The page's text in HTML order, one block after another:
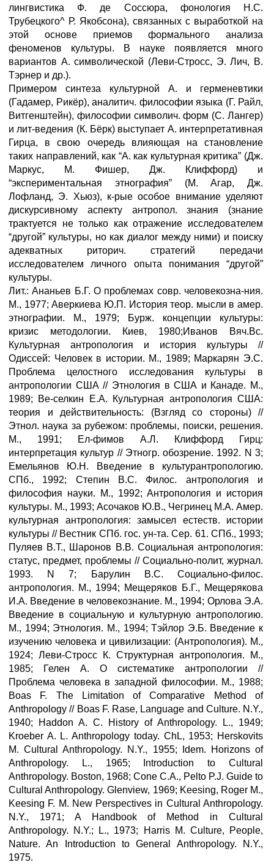
лингвистика Ф. де Соссюра, фонология Н.С.
Трубецкого^ Р. Якобсона), связанных с выработкой на
этой основе приемов формального анализа
феноменов культуры. В науке появляется много
вариантов А. символической (Леви-Стросс, Э. Лич, В.
Тэрнер и др.).
Примером синтеза культурной А. и герменевтики
(Гадамер, Рикёр), аналитич. философии языка (Г. Райл,
Витгенштейн), философии символич. форм (С. Лангер)
и лит-ведения (К. Бёрк) выступает А. интерпретативная
Гирца, в свою очередь влияющая на становление
таких направлений, как “А. как культурная критика” (Дж.
Маркус, М. Фишер, Дж. Клиффорд) и
“экспериментальная этнография” (М. Агар, Дж.
Лофланд, Э. Хьюз), к-рые особое внимание уделяют
дискурсивному аспекту антропол. знания (знание
трактуется не только как отражение исследователем
“другой” культуры, но как диалог между ними) и поиску
адекватных риторич. стратегий передачи
исследователем личного опыта понимания “другой”
культуры.
Лит.: Ананьев Б.Г. О проблемах совр. человекозна-ния.
М., 1977; Аверкиева Ю.П. История теор. мысли в амер.
этнографии. М., 1979; Бурж. концепции культуры:
кризис методологии. Киев, 1980;Иванов Вяч.Вс.
Культурная антропология и история культуры //
Одиссей: Человек в истории. М., 1989; Маркарян Э.С.
Проблема целостного исследования культуры в
антропологии США // Этнология в США и Канаде. М.,
1989; Ве-селкин Е.А. Культурная антропология США:
теория и действительность: (Взгляд со стороны) //
Этнол. наука за рубежом: проблемы, поиски, решения.
М., 1991; Ел-фимов А.Л. Клиффорд Гирц:
интерпретация культур // Этногр. обозрение. 1992. N 3;
Емельянов Ю.Н. Введение в культурантропологию.
СПб., 1992; Степин B.C. Филос. антропология и
философия науки. М., 1992; Антропология и история
культуры. М., 1993; Асочаков Ю.В., Чегринец М.А. Амер.
культурная антропология: замысел естеств. истории
культуры // Вестник СПб. гос. ун-та. Сер. 61. СПб., 1993;
Пуляев В.Т., Шаронов В.В. Социальная антропология:
статус, предмет, проблемы // Социально-полит, журнал.
1993. N 7; Барулин B.C. Социально-филос.
антропология. М., 1994; Мещеряков Б.Г., Мещерякова
И.А. Введение в человекознание. М., 1994; Орлова Э.А.
Введение в социальную и культурную антропологию.
М., 1994; Этнология. М., 1994; Тэйлор Э.Б. Введение к
изучению человека и цивилизации: (Антропология). М.,
1924; Леви-Стросс К. Структурная антропология. М.,
1985; Гелен А. О систематике антропологии //
Проблема человека в западной философии. М., 1988;
Boas F. The Limitation of Comparative Method of
Anthropology // Boas F. Rase, Language and Culture. N.Y.,
1940; Haddon A. C. History of Anthropology. L., 1949;
Kroeber A. L. Anthropology today. ChL, 1953; Herskovits
М. Cultural Anthropology. N.Y., 1955; Idem. Horizons of
Anthropology. L., 1965; Introduction to Cultural
Anthropology. Boston, 1968; Cone C.A., Pelto P.J. Guide to
Cultural Anthropology. Glenview, 1969; Keesing, Roger М.,
Keesing F. М. New Perspectives in Cultural Anthropology.
N.Y., 1971; A Handbook of Method in Cultural
Anthropology. N.Y.; L., 1973; Harris М. Culture, People,
Nature. An Introduction to General Anthropology. N.Y.,
1975.